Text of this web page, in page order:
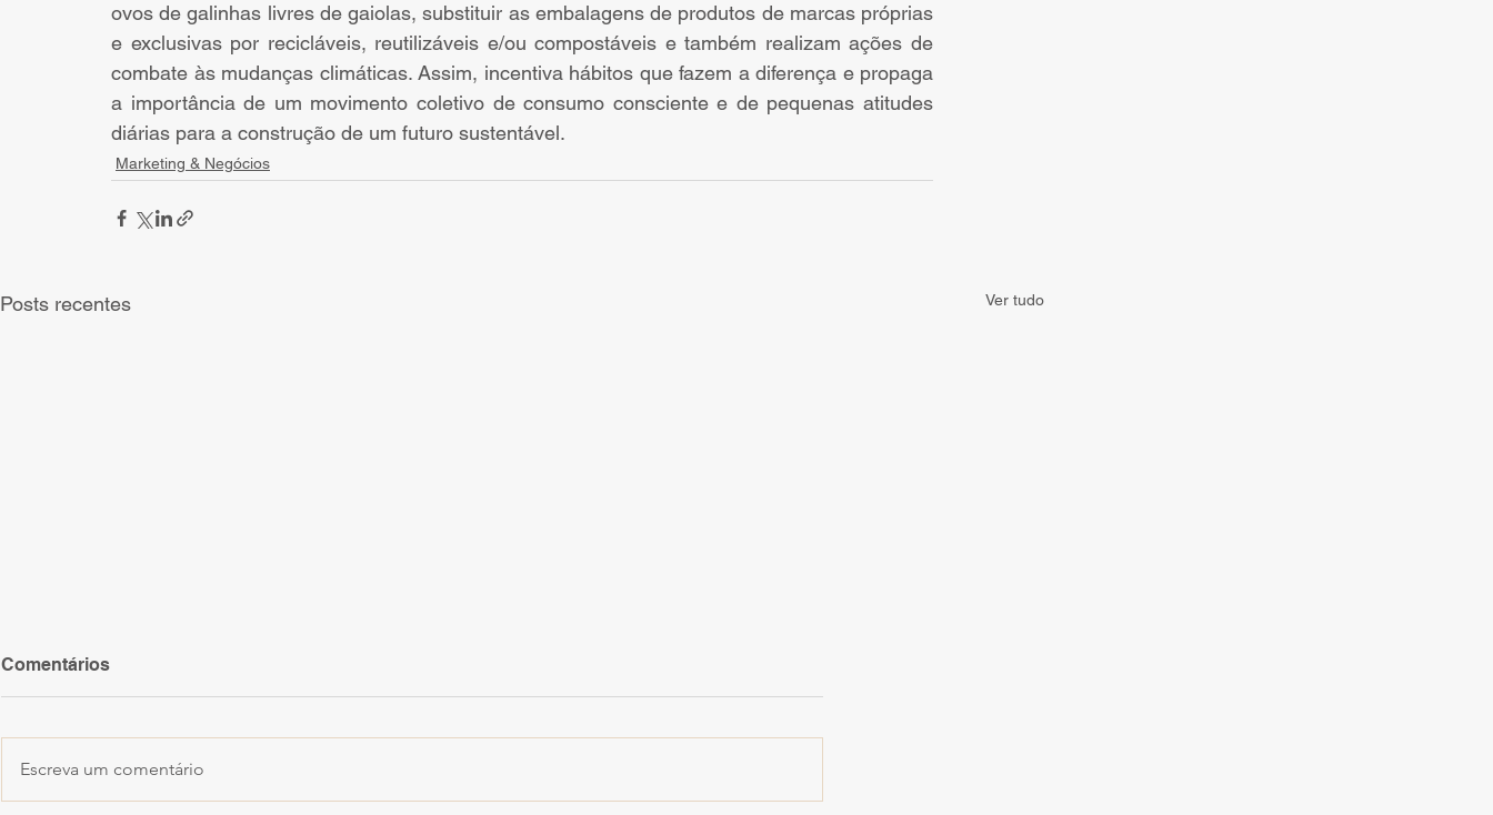
ovos de galinhas livres de gaiolas, substituir as embalagens de produtos de marcas próprias
e exclusivas por recicláveis, reutilizáveis e/ou compostáveis e também realizam ações de
combate às mudanças climáticas. Assim, incentiva hábitos que fazem a diferença e propaga
a importância de um movimento coletivo de consumo consciente e de pequenas atitudes
diárias para a construção de um futuro sustentável.
Marketing & Negócios
Posts recentes Ver tudo
Comentários
Escreva um comentário